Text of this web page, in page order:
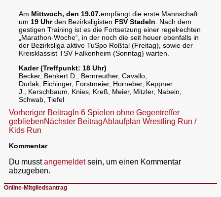
Am Mittwoch, den 19.07.empfängt die erste Mannschaft
um 19 Uhrden Bezirksligisten FSV Stadeln
Nach dem
gestigen Training ist es die Fortsetzung einer regelrechten
„Marathon-Woche“, in der noch die seit heuer ebenfalls in
der Bezirksliga aktive TuSpo Roßtal (Freitag), sowie der
Kreisklassist TSV Falkenheim (Sonntag) warten.
Kader (Treffpunkt: 18 Uhr)
Becker, Benkert D., Bernreuther, Cavallo,
Durlak, Eichinger, Forstmeier, Horneber, Keppner
J., Kerschbaum, Knies, Kreß, Meier, Mitzler, Nabein,
Schwab, Tiefel
Beitragsnavigation
Vorheriger Beitrag In 6 Spielen ohne Gegentreffer
gebliebenNächster BeitragAblaufplan Wrestling Run /
Kids Run
Kommentar
Du musstangemeldetsein, um einen Kommentar
abzugeben.
Online-Mitgliedsantrag